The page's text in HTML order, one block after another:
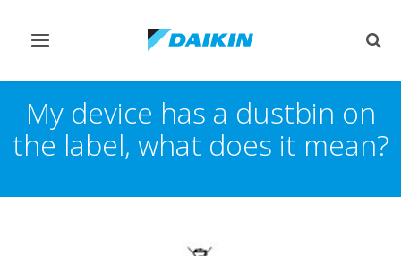
Переключить
My device has a dustbin on
the label, what does it mean?